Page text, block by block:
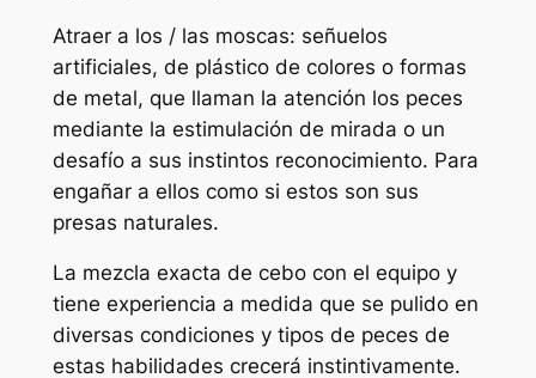
Atraer a los / las moscas: señuelos
artificiales, de plástico de colores o formas
de metal, que llaman la atención los peces
mediante la estimulación de mirada o un
desafío a sus instintos reconocimiento. Para
engañar a ellos como si estos son sus
presas naturales.
La mezcla exacta de cebo con el equipo y
tiene experiencia a medida que se pulido en
diversas condiciones y tipos de peces de
estas habilidades crecerá instintivamente.